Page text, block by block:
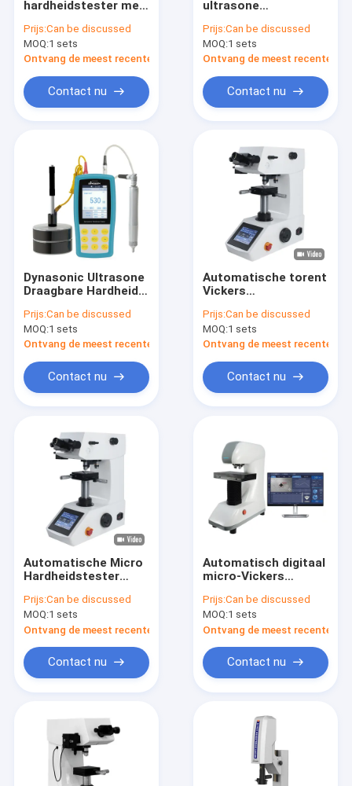
Hardheidstesteren
Coördineren van meetmachines
Projectoren met optisch profiel
Mini draaibank
universele het testen machines
Coatingtestmachines
Klimaattestkamers
Zoutsproeiers
Metallografische analysemachines
hardheidstester met
DigiRock DR3
Prijs:Can be discussed
MOQ:1 sets
Ontvang de meest recente Prijs
Contact nu
ultrasone
300M Draagbare
hardheidstestmachine
Prijs:Can be discussed
MOQ:1 sets
Ontvang de meest recente
Contact nu
Dynasonic Ultrasone
Draagbare Hardheid
Dynamische En
Statische Methoden
Prijs:Can be discussed
MOQ:1 sets
Ontvang de meest recente Prijs
Contact nu
Automatische torent
Vickers
Digitale Micro
Hardheidstester
MicroVicky VH1010
Prijs:Can be discussed
MOQ:1 sets
Ontvang de meest recente
Contact nu
Automatische Micro
Hardheidstester
Hardheidstester
MicroVicky VH1010A
Prijs:Can be discussed
MOQ:1 sets
Ontvang de meest recente Prijs
Contact nu
Automatisch digitaal
micro-Vickers
optisch
meetsysteem
Prijs:Can be discussed
MOQ:1 sets
Ontvang de meest recente
Contact nu